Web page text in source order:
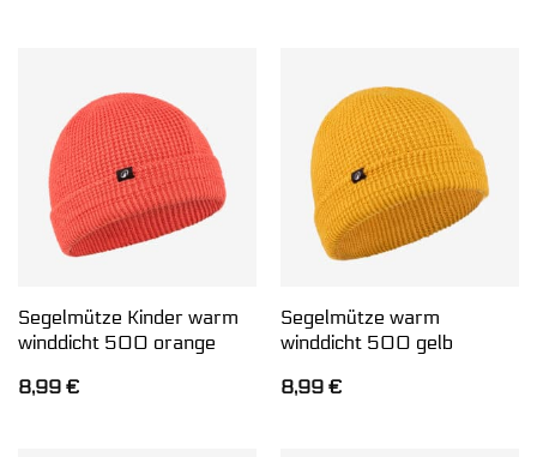
Segelmütze Kinder warm
winddicht 500 orange
8,99 €
Segelmütze warm
winddicht 500 gelb
8,99 €